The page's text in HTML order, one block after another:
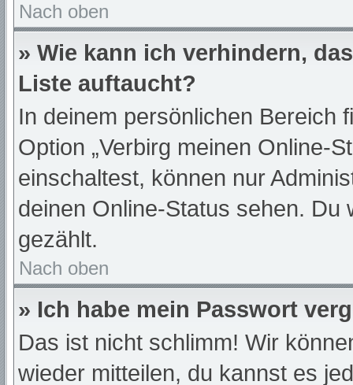
Nach oben
» Wie kann ich verhindern,
Liste auftaucht?
In deinem persönlichen Bereich
Option „Verbirg meinen Online-
einschaltest, können nur
deinen Online-Status sehen.
gezählt.
Nach oben
» Ich habe mein Passwort
Das ist nicht schlimm! Wir
wieder mitteilen, du kannst es